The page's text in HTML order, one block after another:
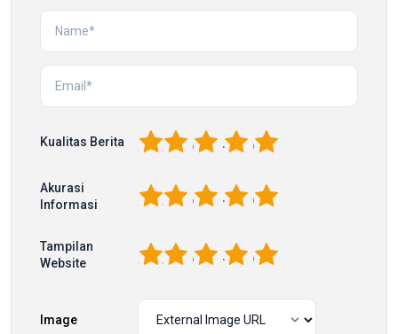
Kualitas Berita 5
4
3
2
Akurasi
Informasi
5
4
3
2
Tampilan
Website
5
4
3
2
Image